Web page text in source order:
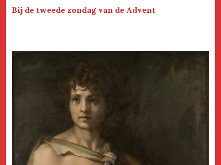
Bij de tweede zondag van de Advent